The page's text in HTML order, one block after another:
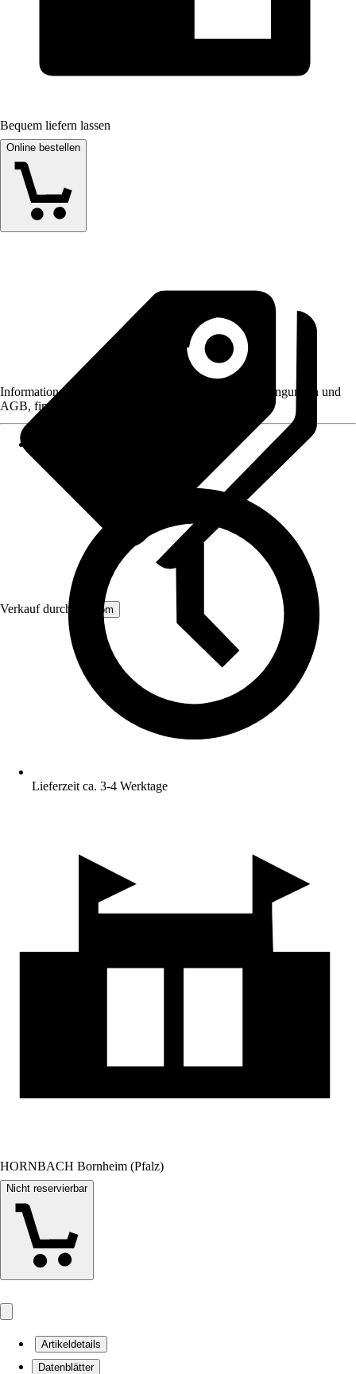
Bequem liefern lassen
Online bestellen
Verkauf durch: Aosom
Informationen des Verkäufers, wie z. B. Rückgabebedingungen und
AGB, finden Sie bei Klick auf den Verkäufernamen.
Lieferzeit ca. 3-4 Werktage
HORNBACH Bornheim (Pfalz)
Nicht reservierbar
Artikeldetails
Datenblätter